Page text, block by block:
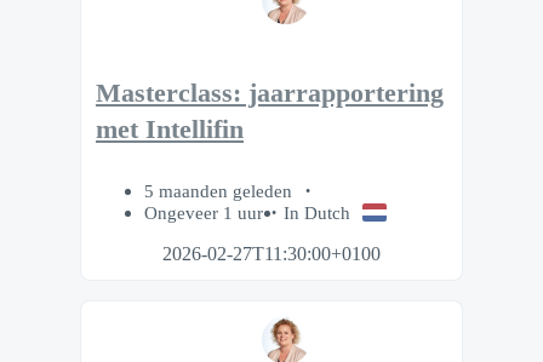
Masterclass: jaarrapportering
met Intellifin
5 maanden geleden
Ongeveer 1 uur
In Dutch
2026-02-27T11:30:00+0100